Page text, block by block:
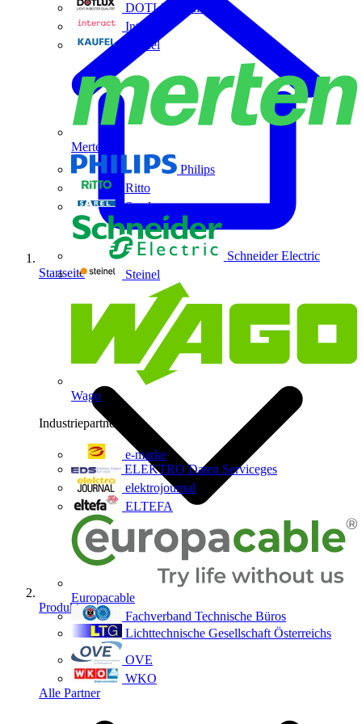
DOTLUX GmbH
Interact
Kaufel
Merten
Philips
Ritto
Sarel
Schneider Electric
Steinel
Wago
Industriepartner
e-marke
ELEKTRO Daten Serviceges
elektrojournal
ELTEFA
Europacable
Fachverband Technische Büros
Lichttechnische Gesellschaft Österreichs
OVE
WKO
Alle Partner
Startseite
Produkte